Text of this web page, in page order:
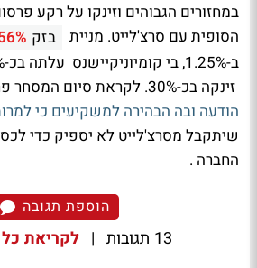
במחזורים הגבוהים וזינקו על רקע
הסופית עם סרצ'לייט. מניית בזק
זינקה בכ-30%. לקראת סיום המסחר פרסמה אינטרנט זהב
הודעה ובה הבהירה למשקיעים כי
שיתקבל מסרצ'לייט לא יספיק כדי
החברה .
הוספת תגובה
13 תגובות | לקריאת